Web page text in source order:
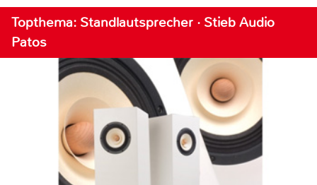
Topthema: Standlautsprecher · Stieb Audio
Patos